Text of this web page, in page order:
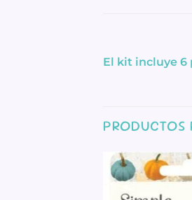
El kit incluye 6
PRODUCTOS